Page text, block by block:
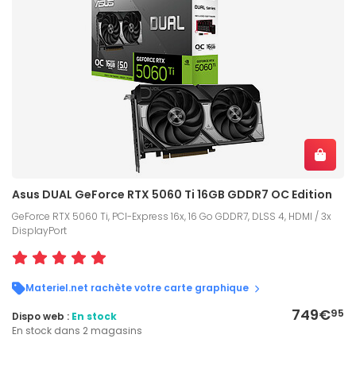
Asus DUAL GeForce RTX 5060 Ti 16GB GDDR7 OC Edition
GeForce RTX 5060 Ti, PCI-Express 16x, 16 Go GDDR7, DLSS 4, HDMI / 3x
DisplayPort
Materiel.net rachète votre carte graphique
749€95
Dispo web : En stock
En stock dans 2 magasins